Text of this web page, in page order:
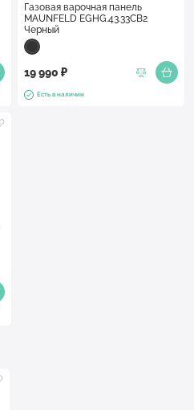
Газовая варочная панель
MAUNFELD EGHG.43.33CB2
Черный
19 990 ₽
Есть в наличии